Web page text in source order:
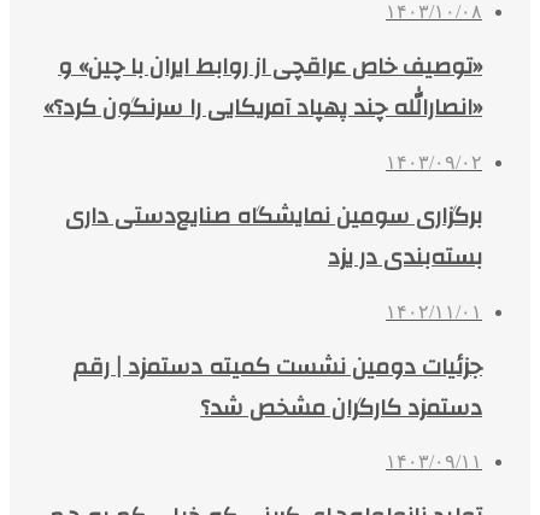
۱۴۰۳/۱۰/۰۸
«توصیف خاص عراقچی از روابط ایران با چین» و
«انصارالله چند پهپاد آمریکایی را سرنگون کرد؟»
۱۴۰۳/۰۹/۰۲
برگزاری سومین نمایشگاه صنایع‌دستی داری
بسته‌بندی در یزد
۱۴۰۲/۱۱/۰۱
جزئیات دومین نشست کمیته دستمزد | رقم
دستمزد کارگران مشخص شد؟
۱۴۰۳/۰۹/۱۱